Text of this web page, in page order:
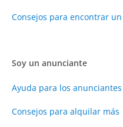
Consejos para encontrar
Soy un anunciante
Ayuda para los
Consejos para alquilar más